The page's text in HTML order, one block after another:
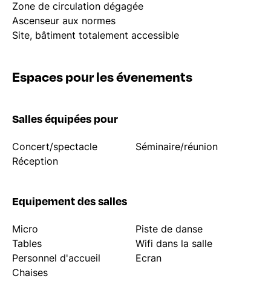
Zone de circulation dégagée
Ascenseur aux normes
Site, bâtiment totalement accessible
Espaces pour les évenements
Salles équipées pour
Concert/spectacle
Séminaire/réunion
Réception
Equipement des salles
Micro
Piste de danse
Tables
Wifi dans la salle
Personnel d'accueil
Ecran
Chaises